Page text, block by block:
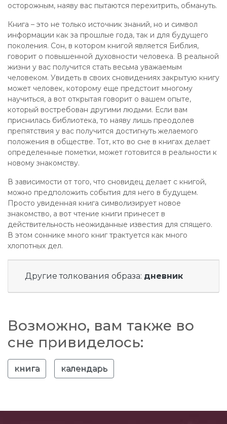
осторожным, наяву вас пытаются перехитрить, обмануть.
Книга – это не только источник знаний, но и символ
информации как за прошлые года, так и для будущего
поколения. Сон, в котором книгой является Библия,
говорит о повышенной духовности человека. В реальной
жизни у вас получится стать весьма уважаемым
человеком. Увидеть в своих сновидениях закрытую книгу
может человек, которому еще предстоит многому
научиться, а вот открытая говорит о вашем опыте,
который востребован другими людьми. Если вам
приснилась библиотека, то наяву лишь преодолев
препятствия у вас получится достигнуть желаемого
положения в обществе. Тот, кто во сне в книгах делает
определенные пометки, может готовится в реальности к
новому знакомству.
В зависимости от того, что сновидец делает с книгой,
можно предположить события для него в будущем.
Просто увиденная книга символизирует новое
знакомство, а вот чтение книги принесет в
действительность неожиданные известия для спящего.
В этом соннике много книг трактуется как много
хлопотных дел.
Другие толкования образа: дневник
Возможно, вам также во
сне привиделось:
книга календарь